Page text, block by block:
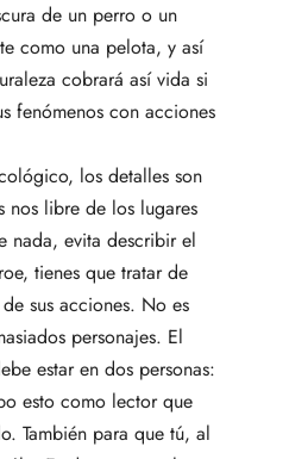
de un perro o un
como una pelota, y así
cobrará así vida si
fenómenos con acciones
los detalles son
nos libre de los lugares
nada, evita describir el
tienes que tratar de
sus acciones. No es
personajes. El
estar en dos personas:
esto como lector que
También para que tú, al